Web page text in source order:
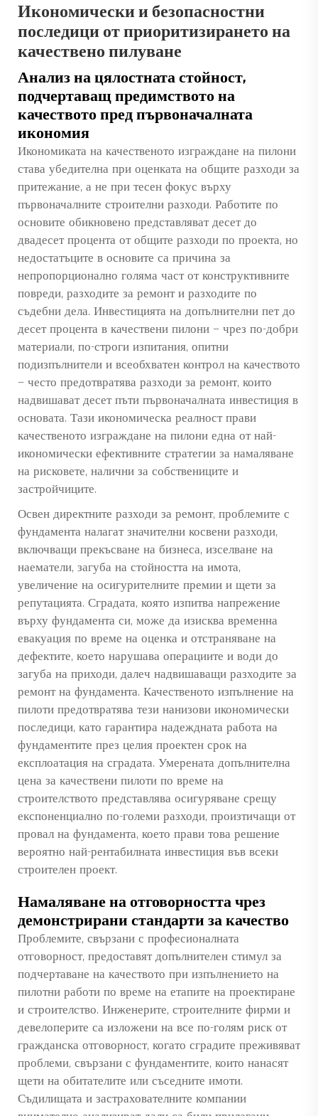
Икономически и безопасностни
последици от приоритизирането на
качествено пилуване
Анализ на цялостната стойност,
подчертаващ предимството на
качеството пред първоначалната
икономия
Икономиката на качественото изграждане на пилони
става убедителна при оценката на общите разходи за
притежание, а не при тесен фокус върху
първоначалните строителни разходи. Работите по
основите обикновено представляват десет до
двадесет процента от общите разходи по проекта, но
недостатъците в основите са причина за
непропорционално голяма част от конструктивните
повреди, разходите за ремонт и разходите по
съдебни дела. Инвестицията на допълнителни пет до
десет процента в качествени пилони — чрез по-добри
материали, по-строги изпитания, опитни
подизпълнители и всеобхватен контрол на качеството
— често предотвратява разходи за ремонт, които
надвишават десет пъти първоначалната инвестиция в
основата. Тази икономическа реалност прави
качественото изграждане на пилони една от най-
икономически ефективните стратегии за намаляване
на рисковете, налични за собствениците и
застройчиците.
Освен директните разходи за ремонт, проблемите с
фундамента налагат значителни косвени разходи,
включващи прекъсване на бизнеса, изселване на
наематели, загуба на стойността на имота,
увеличение на осигурителните премии и щети за
репутацията. Сградата, която изпитва напрежение
върху фундамента си, може да изисква временна
евакуация по време на оценка и отстраняване на
дефектите, което нарушава операциите и води до
загуба на приходи, далеч надвишаващи разходите за
ремонт на фундамента. Качественото изпълнение на
пилоти предотвратява тези нанизови икономически
последици, като гарантира надеждната работа на
фундаментите през целия проектен срок на
експлоатация на сградата. Умерената допълнителна
цена за качествени пилоти по време на
строителството представлява осигуряване срещу
експоненциално по-големи разходи, произтичащи от
провал на фундамента, което прави това решение
вероятно най-рентабилната инвестиция във всеки
строителен проект.
Намаляване на отговорността чрез
демонстрирани стандарти за качество
Проблемите, свързани с професионалната
отговорност, предоставят допълнителен стимул за
подчертаване на качеството при изпълнението на
пилотни работи по време на етапите на проектиране
и строителство. Инженерите, строителните фирми и
девелоперите са изложени на все по-голям риск от
гражданска отговорност, когато сградите преживяват
проблеми, свързани с фундаментите, които нанасят
щети на обитателите или съседните имоти.
Съдилищата и застрахователните компании